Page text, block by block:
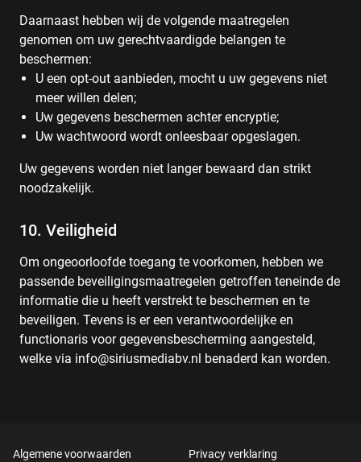
Daarnaast hebben wij de volgende maatregelen
genomen om uw gerechtvaardigde belangen te
beschermen:
U een opt-out aanbieden, mocht u uw gegevens niet
meer willen delen;
Uw gegevens beschermen achter encryptie;
Uw wachtwoord wordt onleesbaar opgeslagen.
Uw gegevens worden niet langer bewaard dan strikt
noodzakelijk.
10. Veiligheid
Om ongeoorloofde toegang te voorkomen, hebben we
passende beveiligingsmaatregelen getroffen teneinde de
informatie die u heeft verstrekt te beschermen en te
beveiligen. Tevens is er een verantwoordelijke en
functionaris voor gegevensbescherming aangesteld,
welke via info@siriusmediabv.nl benaderd kan worden.
Algemene voorwaarden Privacy verklaring